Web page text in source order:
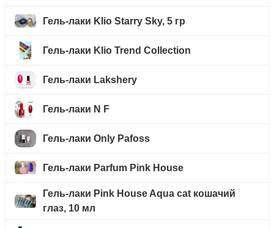
Гель-лаки Klio Starry Sky, 5 гр
Гель-лаки Klio Trend Collection
Гель-лаки Lakshery
Гель-лаки N F
Гель-лаки Only Pafoss
Гель-лаки Parfum Pink House
Гель-лаки Pink House Aqua cat кошачий
глаз, 10 мл